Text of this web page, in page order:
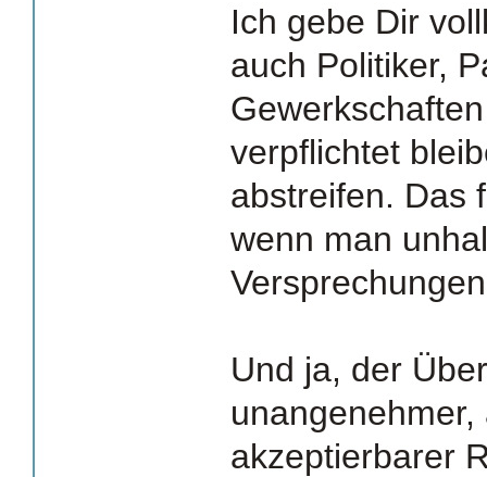
Ich gebe Dir
auch Politiker,
verpflichtet
abstreifen. Das
wenn man
Und ja, der
akzeptierbarer